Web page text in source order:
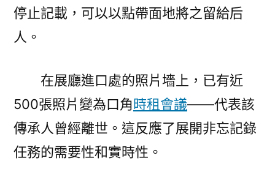
停止記載，可以以點帶面地將之留給后
人。
在展廳進口處的照片墻上，已有近
500張照片變為口角時租會議——代表該
傳承人曾經離世。這反應了展開非忘記錄
任務的需要性和實時性。